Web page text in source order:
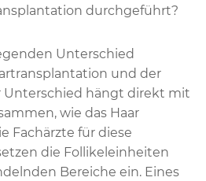
durchgeführt?
Unterschied
und der
Unterschied hängt direkt mit
wie das Haar
Fachärzte für diese
die Follikeleinheiten
Bereiche ein. Eines